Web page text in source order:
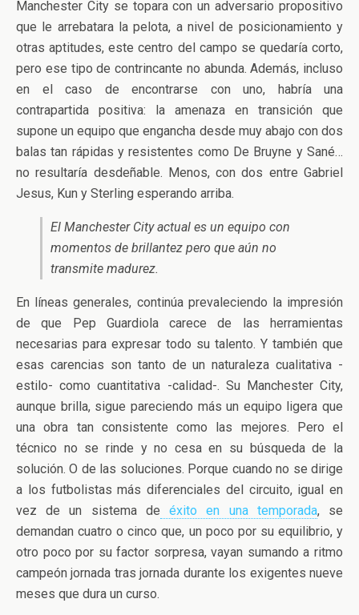
Manchester City se topara con un adversario propositivo
que le arrebatara la pelota, a nivel de posicionamiento y
otras aptitudes, este centro del campo se quedaría corto,
pero ese tipo de contrincante no abunda. Además, incluso
en el caso de encontrarse con uno, habría una
contrapartida positiva: la amenaza en transición que
supone un equipo que engancha desde muy abajo con dos
balas tan rápidas y resistentes como De Bruyne y Sané…
no resultaría desdeñable. Menos, con dos entre Gabriel
Jesus, Kun y Sterling esperando arriba.
El Manchester City actual es un equipo con
momentos de brillantez pero que aún no
transmite madurez.
En líneas generales, continúa prevaleciendo la impresión
de que Pep Guardiola carece de las herramientas
necesarias para expresar todo su talento. Y también que
esas carencias son tanto de un naturaleza cualitativa -
estilo- como cuantitativa -calidad-. Su Manchester City,
aunque brilla, sigue pareciendo más un equipo ligera que
una obra tan consistente como las mejores. Pero el
técnico no se rinde y no cesa en su búsqueda de la
solución. O de las soluciones. Porque cuando no se dirige
a los futbolistas más diferenciales del circuito, igual en
vez de un sistema de éxito en una temporada, se
demandan cuatro o cinco que, un poco por su equilibrio, y
otro poco por su factor sorpresa, vayan sumando a ritmo
campeón jornada tras jornada durante los exigentes nueve
meses que dura un curso.